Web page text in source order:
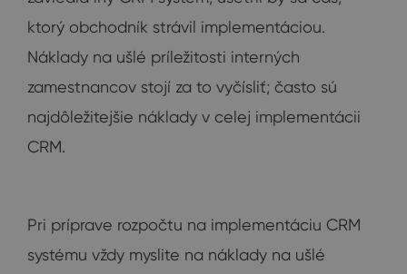
ktorý obchodník strávil implementáciou.
Náklady na ušlé príležitosti interných
zamestnancov stojí za to vyčísliť; často sú
najdôležitejšie náklady v celej implementácii
CRM.
Pri príprave rozpočtu na implementáciu CRM
systému vždy myslite na náklady na ušlé